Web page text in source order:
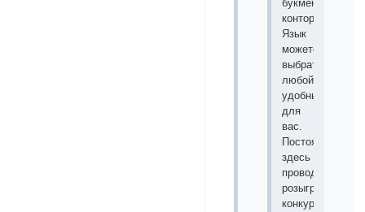
букмекерской
конторой.
Язык
можете
выбрать
любой
удобный
для
вас.
Постоянно
здесь
проводятся
розыгрыши
конкурсы